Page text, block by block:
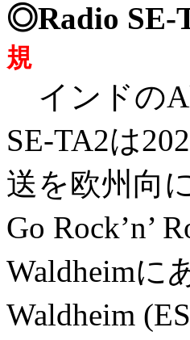
◎Radio SE-
規
インドの
SE-TA2は
送を欧州向
Go Rock’n’
Waldheimに
Waldheim